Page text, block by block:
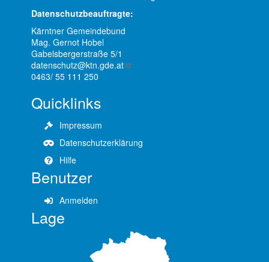
Datenschutzbeauftragte:
Kärntner Gemeindebund
Mag. Gernot Hobel
Gabelsbergerstraße 5/1
datenschutz@ktn.gde.at
0463/ 55 111 250
Quicklinks
Impressum
Datenschutzerklärung
Hilfe
Benutzer
Anmelden
Lage